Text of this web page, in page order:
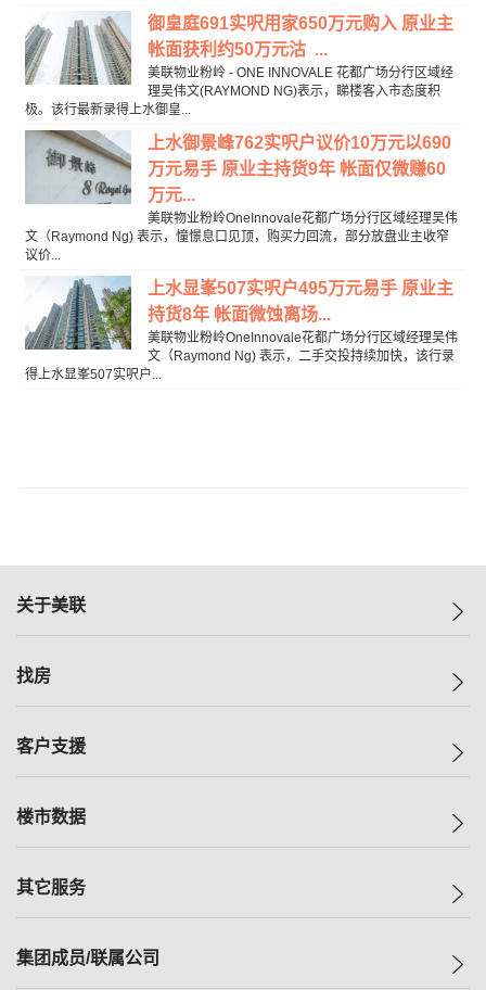
御皇庭691实呎用家650万元购入 原业主
帐面获利约50万元沽 ...
美联物业粉岭 - ONE INNOVALE 花都广场分行区域经
理吴伟文(RAYMOND NG)表示，睇楼客入市态度积
极。该行最新录得上水御皇...
上水御景峰762实呎户议价10万元以690
万元易手 原业主持货9年 帐面仅微赚60
万元...
美联物业粉岭OneInnovale花都广场分行区域经理吴伟
文（Raymond Ng) 表示，憧憬息口见顶，购买力回流，部分放盘业主收窄
议价...
上水显峯507实呎户495万元易手 原业主
持货8年 帐面微蚀离场...
美联物业粉岭OneInnovale花都广场分行区域经理吴伟
文（Raymond Ng) 表示，二手交投持续加快，该行录
得上水显峯507实呎户...
关于美联
美联集团
人才招募
找房
一手新房
减价
美联豪宅
独家楼盘
租房
客户支援
自助放盘
查询热线
按揭计算机
楼市数据
指数
历史成交
其它服务
小区专页
集团成员/联属公司